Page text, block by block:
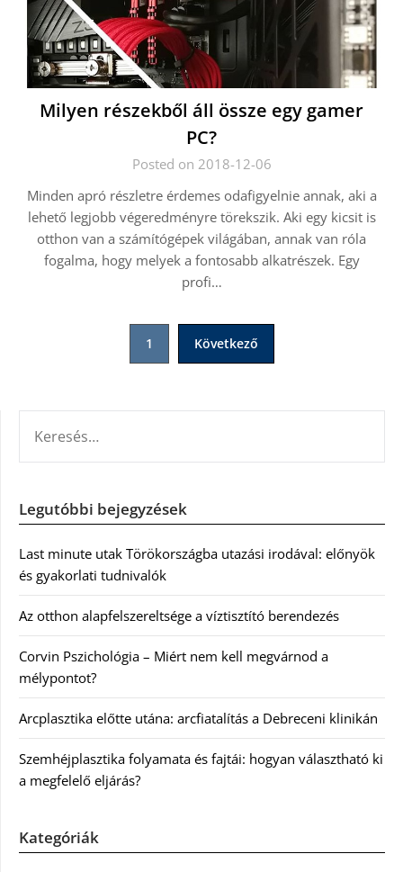
Milyen részekből áll össze egy gamer
PC?
Posted on 2018-12-06
Minden apró részletre érdemes odafigyelnie annak, aki a
lehető legjobb végeredményre törekszik. Aki egy kicsit is
otthon van a számítógépek világában, annak van róla
fogalma, hogy melyek a fontosabb alkatrészek. Egy
profi…
1 Következő
Legutóbbi bejegyzések
Last minute utak Törökországba utazási irodával: előnyök
és gyakorlati tudnivalók
Az otthon alapfelszereltsége a víztisztító berendezés
Corvin Pszichológia – Miért nem kell megvárnod a
mélypontot?
Arcplasztika előtte utána: arcfiatalítás a Debreceni klinikán
Szemhéjplasztika folyamata és fajtái: hogyan választható ki
a megfelelő eljárás?
Kategóriák